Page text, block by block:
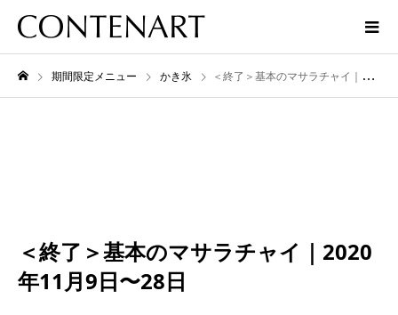
期間限定メニュー かき氷 ＜終了＞基本のマサラチャイ｜2020年11月9日〜28日
＜終了＞基本のマサラチャイ｜2020
年11月9日〜28日